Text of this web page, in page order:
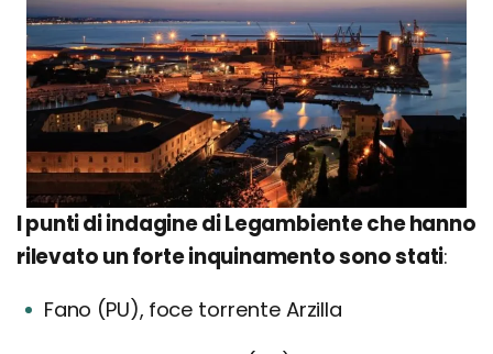
I punti di indagine di Legambiente che hanno
rilevato un forte inquinamento sono stati:
Fano (PU), foce torrente Arzilla